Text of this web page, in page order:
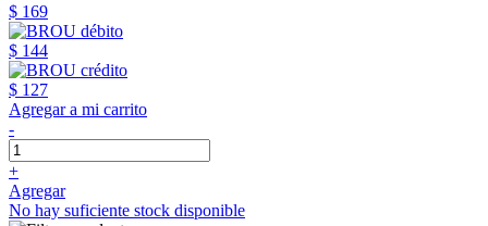
$ 169
$ 144
$ 127
Agregar a mi carrito
-
+
Agregar
No hay suficiente stock disponible